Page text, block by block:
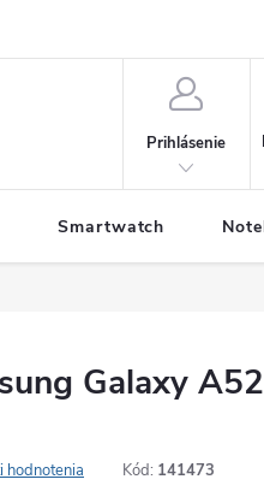
Prihlásenie
Smartwatch
Galaxy
hodnotenia Kód: 141473